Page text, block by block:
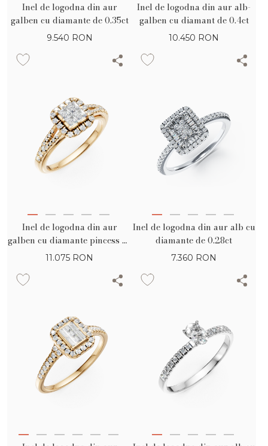
Inel de logodna din aur
galben cu diamante de 0.35ct
9.540 RON
Inel de logodna din aur alb-
galben cu diamant de 0.4ct
10.450 RON
Inel de logodna din aur
galben cu diamante pincess de
0.26ct si diamante de 0.29ct
11.075 RON
Inel de logodna din aur alb cu
diamante de 0.28ct
7.360 RON